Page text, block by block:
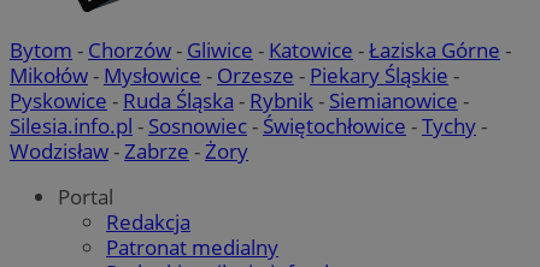
Bytom - Chorzów- Gliwice - Katowice -Łaziska Górne -
Mikołów- Mysłowice - Orzesze - Piekary Śląskie -
Pyskowice - Ruda Śląska - Rybnik- Siemianowice -
Silesia.info.pl - Sosnowiec- Świętochłowice -Tychy-
Wodzisław-Zabrze -Żory
Portal
Redakcja
Patronat medialny